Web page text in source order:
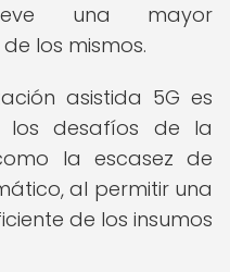
una mayor
los mismos.
asistida 5G es
los desafíos de la
la escasez de
al permitir una
de los insumos